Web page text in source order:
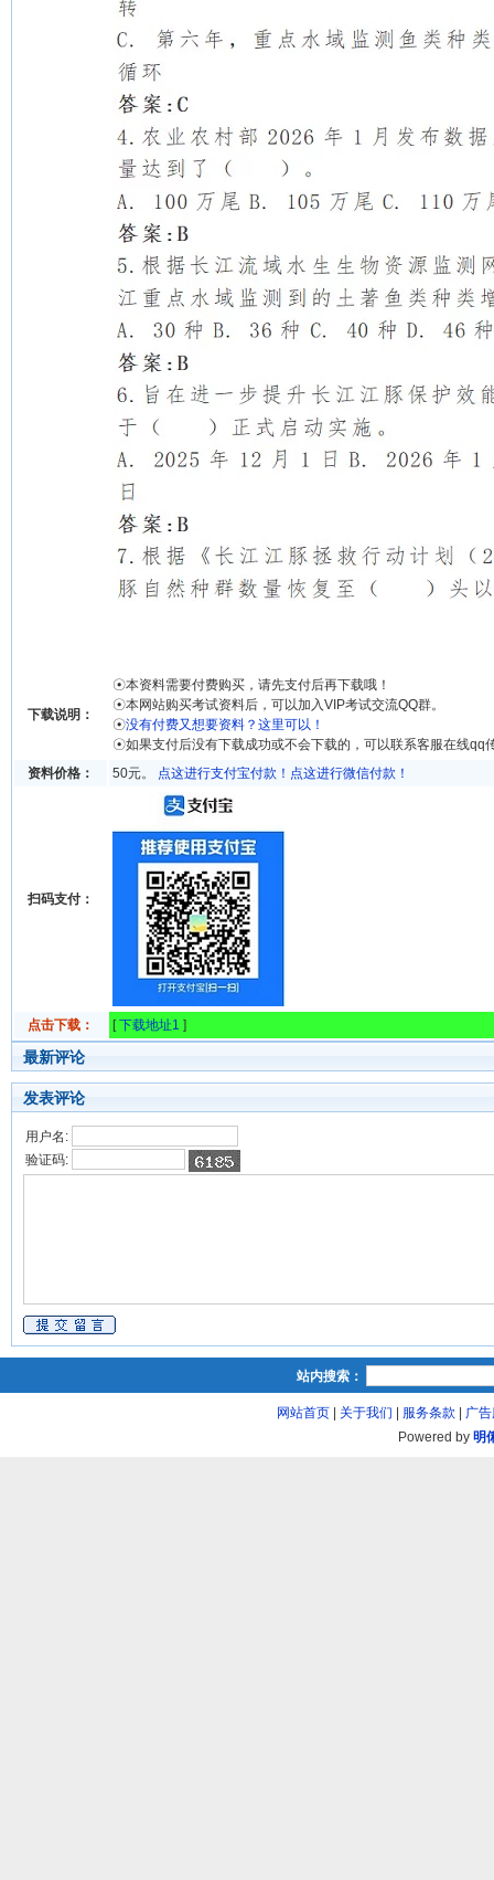
下载说明：
☉本资料需要付费购买，请先支付后再下载哦！
☉本网站购买考试资料后，可以加入VIP考试交流QQ群。
☉没有付费又想要资料？这里可以！
☉如果支付后没有下载成功或不会下载的，可以联系客服在线qq
资料价格：
50元。 点这进行支付宝付款！ 点这进行微信付款！
扫码支付：
点击下载： [下载地址1 ]
最新评论
发表评论
用户名:
验证码:
站内搜索：
网站首页| 关于我们 服务条款
广
Powered by 明